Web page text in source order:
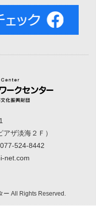
アザ淡海２Ｆ）
524-8442
net.com
ー All Rights Reserved.